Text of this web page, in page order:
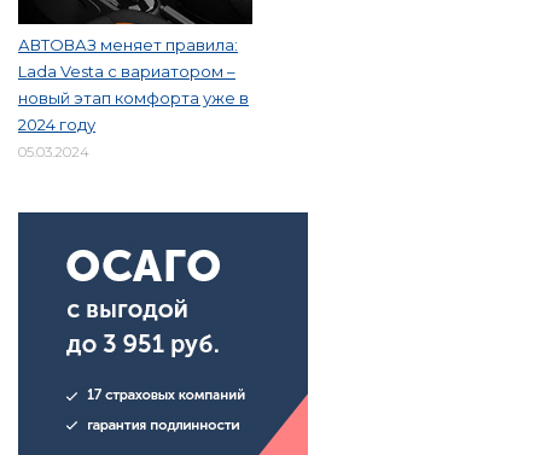
АВТОВАЗ меняет правила:
Lada Vesta с вариатором –
новый этап комфорта уже в
2024 году
05.03.2024